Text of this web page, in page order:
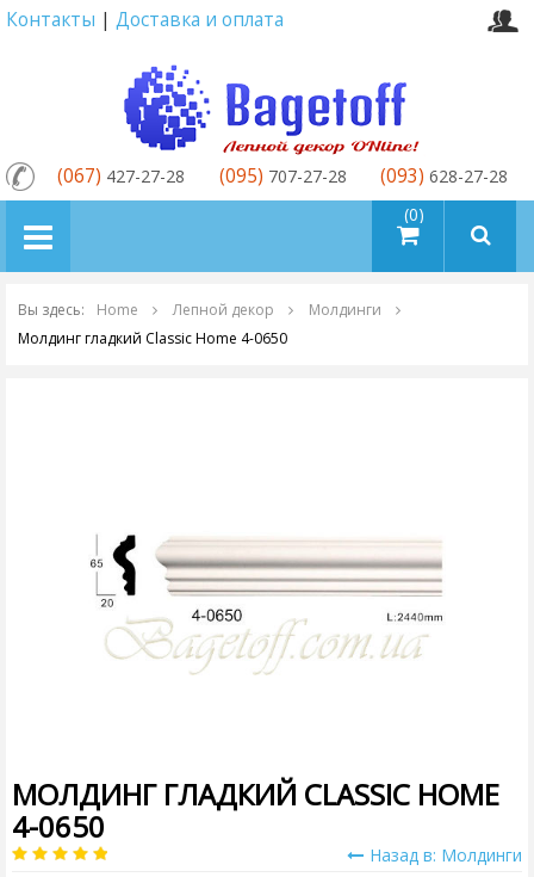
Контакты | Доставка и оплата
товаров (0)
(067) 427-27-28 (095) 707-27-28 (093) 628-27-28
Вы здесь: Home Лепной декор
Молдинги
Молдинг гладкий Classic Home 4-0650
МОЛДИНГ ГЛАДКИЙ CLASSIC HOME
4-0650
Назад в: Молдинги